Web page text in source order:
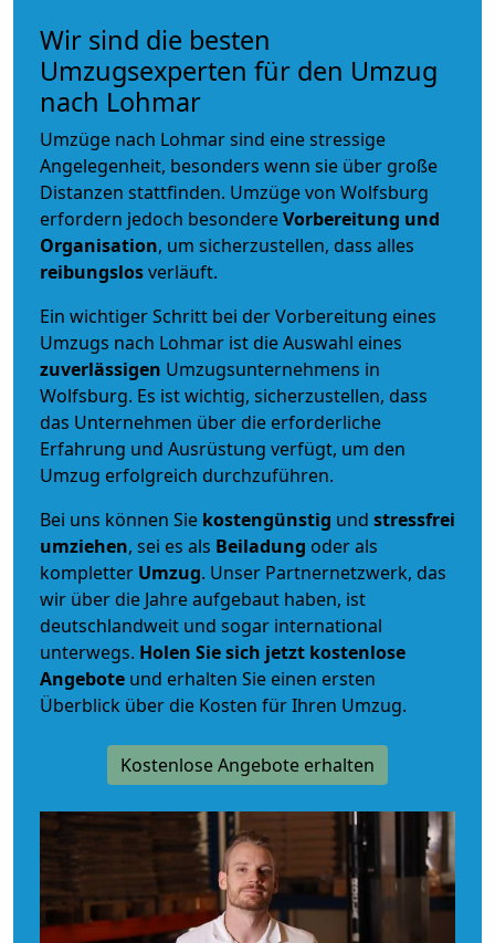
Wir sind die besten
Umzugsexperten für den Umzug
nach Lohmar
Umzüge nach Lohmar sind eine stressige
Angelegenheit, besonders wenn sie über große
Distanzen stattfinden. Umzüge von Wolfsburg
erfordern jedoch besondereVorbereitung und
Organisation, um sicherzustellen, dass alles
reibungslosverläuft.
Ein wichtiger Schritt bei der Vorbereitung eines
Umzugs nach Lohmar ist die Auswahl eines
zuverlässigen Umzugsunternehmens in
Wolfsburg. Es ist wichtig, sicherzustellen, dass
das Unternehmen über die erforderliche
Erfahrung und Ausrüstung verfügt, um den
Umzug erfolgreich durchzuführen.
Bei uns können Sie kostengünstig und stressfrei
umziehen, sei es als Beiladung oder als
kompletter Umzug. Unser Partnernetzwerk, das
wir über die Jahre aufgebaut haben, ist
deutschlandweit und sogar international
unterwegs. Holen Sie sich jetzt kostenlose
Angebote und erhalten Sie einen ersten
Überblick über die Kosten für Ihren Umzug.
Kostenlose Angebote erhalten